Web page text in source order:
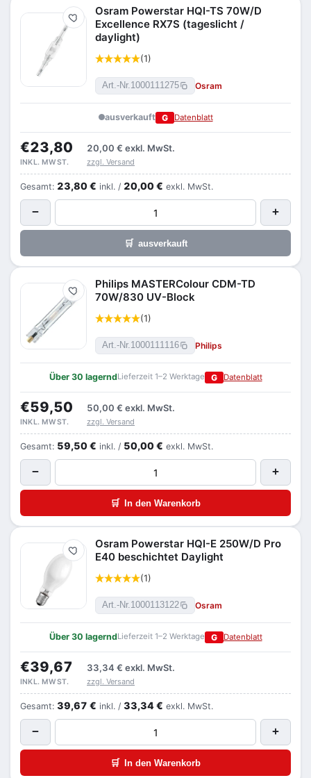
Merken
Osram Powerstar HQI-TS 70W/D
Excellence RX7S (tageslicht /
daylight)
(1)
Art.-Nr.1000111275 Osram
ausverkauft G Datenblatt
€23,80 20,00 € exkl. MwSt.
INKL. MWST. zzgl. Versand
Gesamt: 23,80 € inkl. / 20,00 € exkl. MwSt.
− +
🛒 ausverkauft
Merken
Philips MASTERColour CDM-TD
70W/830 UV-Block
(1)
Art.-Nr.1000111116 Philips
Über 30 lagerndLieferzeit 1–2 Werktage G Datenblatt
€59,50 50,00 € exkl. MwSt.
INKL. MWST. zzgl. Versand
Gesamt: 59,50 € inkl. / 50,00 € exkl. MwSt.
− +
🛒 In den Warenkorb
Merken
Osram Powerstar HQI-E 250W/D Pro
E40 beschichtet Daylight
(1)
Art.-Nr.1000113122 Osram
Über 30 lagerndLieferzeit 1–2 Werktage G Datenblatt
€39,67 33,34 € exkl. MwSt.
INKL. MWST. zzgl. Versand
Gesamt: 39,67 € inkl. / 33,34 € exkl. MwSt.
− +
🛒 In den Warenkorb